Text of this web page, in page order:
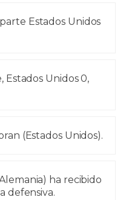
Estados Unidos
Estados Unidos 0,
(Estados Unidos).
ha recibido
defensiva.